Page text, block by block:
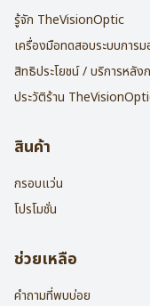
รู้จัก TheVisionOptic
เครื่องมือทดสอบระบบการม
สิทธิประโยชน์ / บริการหลัง
ประวัติร้าน
สินค้า
กรอบแว่น
โปรโมชั่น
ช่วยเหลือ
คำถามที่พบบ่อย